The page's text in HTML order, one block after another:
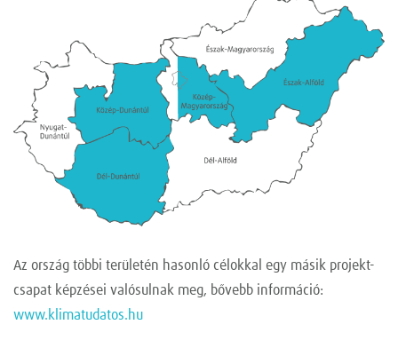
Az ország többi területén hasonló célokkal egy másik projekt-
csapat képzései valósulnak meg, bővebb információ:
www.klimatudatos.hu